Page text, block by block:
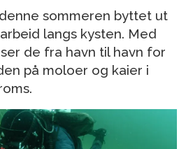
sommeren byttet ut
langs kysten. Med
de fra havn til havn for
på moloer og kaier i